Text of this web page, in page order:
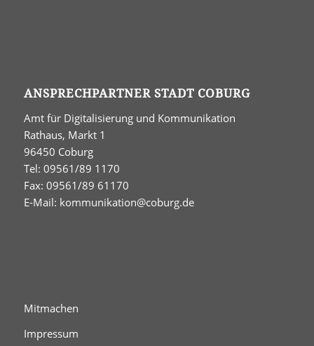
ANSPRECHPARTNER STADT COBURG
Amt für Digitalisierung und Kommunikation
Rathaus, Markt 1
96450 Coburg
Tel: 09561/89 1170
Fax: 09561/89 61170
E-Mail: kommunikation@coburg.de
Mitmachen
Impressum